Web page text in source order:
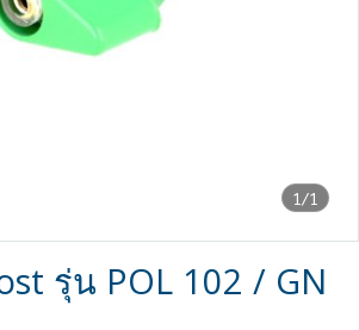
1/1
รุ่น POL 102 / GN